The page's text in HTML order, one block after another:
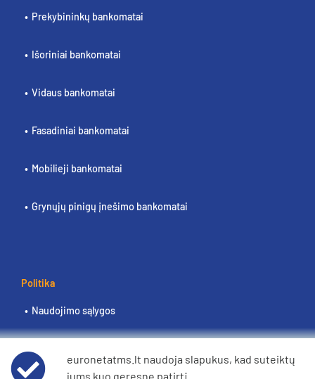
Prekybininkų bankomatai
Išoriniai bankomatai
Vidaus bankomatai
Fasadiniai bankomatai
Mobilieji bankomatai
Grynųjų pinigų įnešimo bankomatai
Politika
Naudojimo sąlygos
euronetatms.lt naudoja slapukus, kad suteiktų
jums kuo geresnę patirtį.